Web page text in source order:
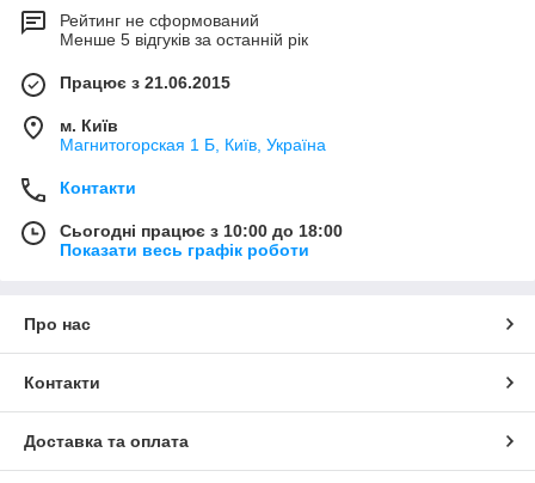
Рейтинг не сформований
Менше 5 відгуків за останній рік
Працює з 21.06.2015
м. Київ
Магнитогорская 1 Б, Київ, Україна
Контакти
Сьогодні працює з 10:00 до 18:00
Показати весь графік роботи
Про нас
Контакти
Доставка та оплата